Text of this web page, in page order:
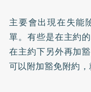
主要會出現在失能
單。有些是在主約
在主約下另外再加
可以附加豁免附約，